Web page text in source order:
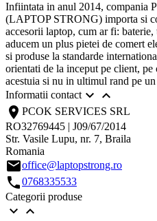
Infiintata in anul 2014, compania
(LAPTOP STRONG) importa si
accesorii laptop, cum ar fi: baterie,
aducem un plus pietei de comert
si produse la standarde
orientati de la inceput pe client,
acestuia si nu in ultimul rand pe
Informatii contact 
location_on PCOK SERVICES SRL
RO32769445 | J09/67/2014
Str. Vasile Lupu, nr. 7, Braila
Romania
emailoffice@laptopstrong.ro
call0768335533
Categorii produse
 